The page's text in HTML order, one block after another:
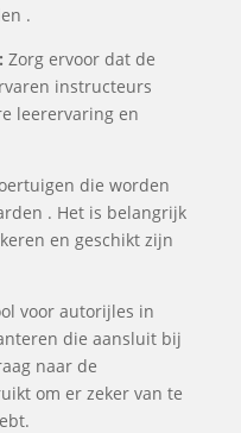
.
Zorg ervoor dat de
instructeurs
leerervaring en
die worden
. Het is belangrijk
en geschikt zijn
voor autorijles in
die aansluit bij
naar de
om er zeker van te